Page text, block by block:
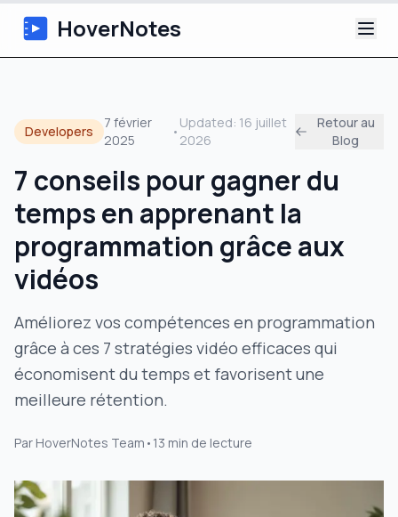
HoverNotes
Extension
Notes Vidéo IA
Tutoriels
Blog
Developers
7 février
2025
•
Updated: 16 juillet
2026
Retour au
Blog
7 conseils pour gagner du
temps en apprenant la
programmation grâce aux
vidéos
Améliorez vos compétences en programmation
grâce à ces 7 stratégies vidéo efficaces qui
économisent du temps et favorisent une
meilleure rétention.
Par HoverNotes Team • 13 min de lecture